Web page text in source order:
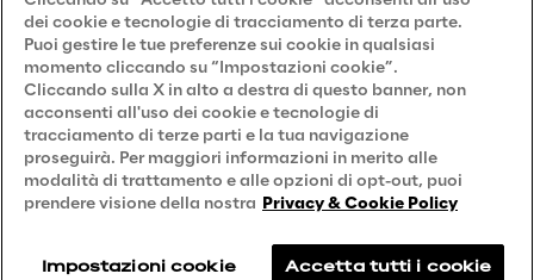
Privacy Notice(Candidato)
Privacy Notice(Cliente)
Privacy Notice(Fornitore)
Privacy Notice(Marketing)
Accessibilità
dei cookie e tecnologie di tracciamento di terza parte.
Puoi gestire le tue preferenze sui cookie in qualsiasi
momento cliccando su “Impostazioni cookie”.
Cliccando sulla X in alto a destra di questo banner, non
acconsenti all'uso dei cookie e tecnologie di
tracciamento di terze parti e la tua navigazione
proseguirà. Per maggiori informazioni in merito alle
modalità di trattamento e alle opzioni di opt-out, puoi
prendere visione della nostra Privacy & Cookie Policy
Impostazioni cookie Accetta tutti i cookie